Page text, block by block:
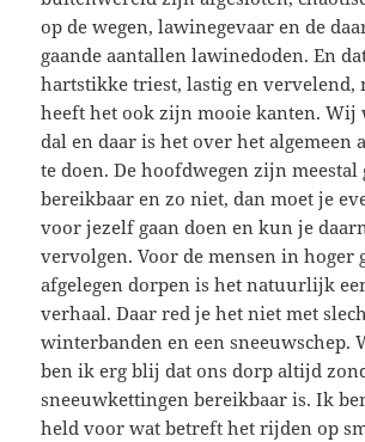
op de wegen, lawinegevaar en de
gaande aantallen lawinedoden. En
hartstikke triest, lastig en vervelend,
heeft het ook zijn mooie kanten. Wij
dal en daar is het over het algemeen
te doen. De hoofdwegen zijn meestal
bereikbaar en zo niet, dan moet je
voor jezelf gaan doen en kun je
vervolgen. Voor de mensen in hoger
afgelegen dorpen is het natuurlijk
verhaal. Daar red je het niet met
winterbanden en een sneeuwschep.
ben ik erg blij dat ons dorp altijd
sneeuwkettingen bereikbaar is. Ik
held voor wat betreft het rijden op